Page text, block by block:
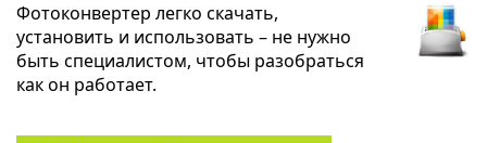
Фотоконвертер легко скачать,
установить и использовать – не нужно
быть специалистом, чтобы разобраться
как он работает.